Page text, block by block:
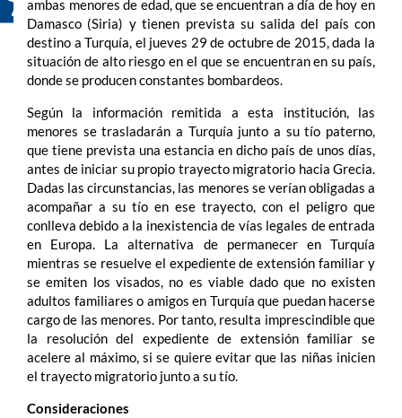
ambas menores de edad, que se encuentran a día de hoy en
Damasco (Siria) y tienen prevista su salida del país con
destino a Turquía, el jueves 29 de octubre de 2015, dada la
situación de alto riesgo en el que se encuentran en su país,
donde se producen constantes bombardeos.
Según la información remitida a esta institución, las
menores se trasladarán a Turquía junto a su tío paterno,
que tiene prevista una estancia en dicho país de unos días,
antes de iniciar su propio trayecto migratorio hacia Grecia.
Dadas las circunstancias, las menores se verían obligadas a
acompañar a su tío en ese trayecto, con el peligro que
conlleva debido a la inexistencia de vías legales de entrada
en Europa. La alternativa de permanecer en Turquía
mientras se resuelve el expediente de extensión familiar y
se emiten los visados, no es viable dado que no existen
adultos familiares o amigos en Turquía que puedan hacerse
cargo de las menores. Por tanto, resulta imprescindible que
la resolución del expediente de extensión familiar se
acelere al máximo, si se quiere evitar que las niñas inicien
el trayecto migratorio junto a su tío.
Consideraciones